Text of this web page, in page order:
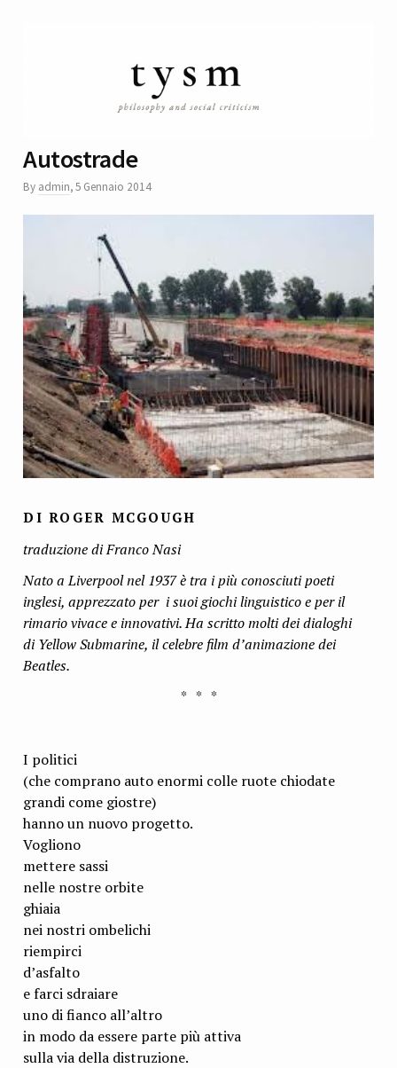
Autostrade
By admin,5 Gennaio 2014
DI ROGER MCGOUGH
traduzione di Franco Nasi
Nato a Liverpool nel 1937 è tra i più conosciuti poeti
inglesi, apprezzato per i suoi giochi linguistico e per il
rimario vivace e innovativi. Ha scritto molti dei dialoghi
di Yellow Submarine, il celebre film d’animazione dei
Beatles.
* * *
I politici
(che comprano auto enormi colle ruote chiodate
grandi come giostre)
hanno un nuovo progetto.
Vogliono
mettere sassi
nelle nostre orbite
ghiaia
nei nostri ombelichi
riempirci
d’asfalto
e farci sdraiare
uno di fianco all’altro
in modo da essere parte più attiva
sulla via della distruzione.